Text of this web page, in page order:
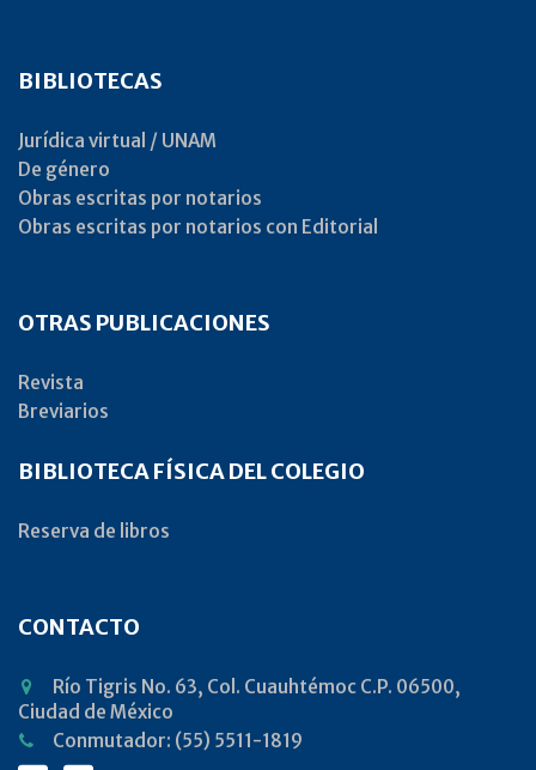
BIBLIOTECAS
Jurídica virtual / UNAM
De género
Obras escritas por notarios
Obras escritas por notarios con Editorial
OTRAS PUBLICACIONES
Revista
Breviarios
BIBLIOTECA FÍSICA DEL COLEGIO
Reserva de libros
CONTACTO
Río Tigris No. 63, Col. Cuauhtémoc C.P. 06500,
Ciudad de México
Conmutador: (55) 5511-1819